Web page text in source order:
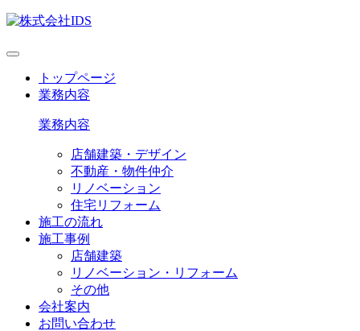
トップページ
業務内容
業務内容
店舗建築・デザイン
不動産・物件仲介
リノベーション
住宅リフォーム
施工の流れ
施工事例
店舗建築
リノベーション・リフォーム
その他
会社案内
お問い合わせ